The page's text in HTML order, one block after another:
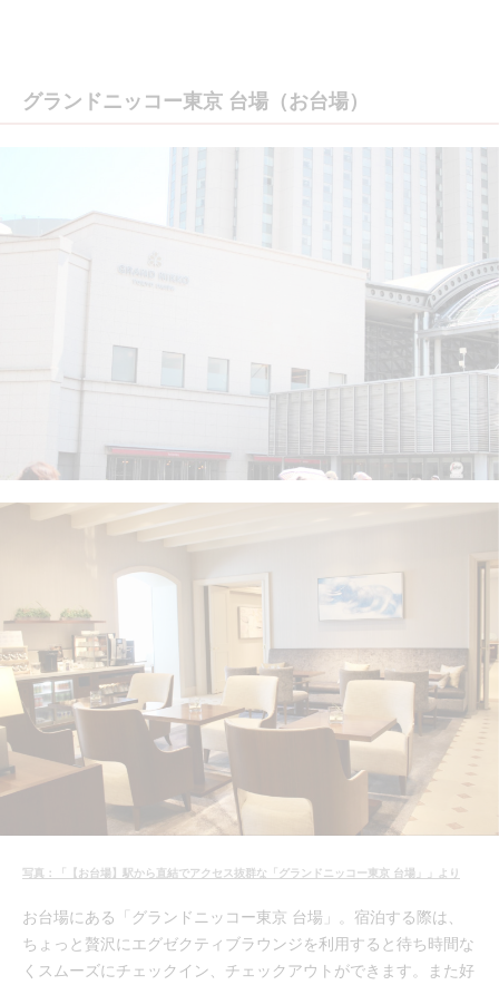
グランドニッコー東京 台場（お台場）
写真：「【お台場】駅から直結でアクセス抜群な「グランドニッコー東京 台場」」より
お台場にある「グランドニッコー東京 台場」。宿泊する際は、
ちょっと贅沢にエグゼクティブラウンジを利用すると待ち時間な
くスムーズにチェックイン、チェックアウトができます。また好